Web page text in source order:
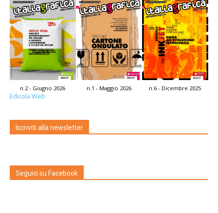
n.2 - Giugno 2026 n.1 - Maggio 2026 n.6 - Dicembre 2025
Edicola Web
Iscriviti alla newsletter
Seguici su Facebook